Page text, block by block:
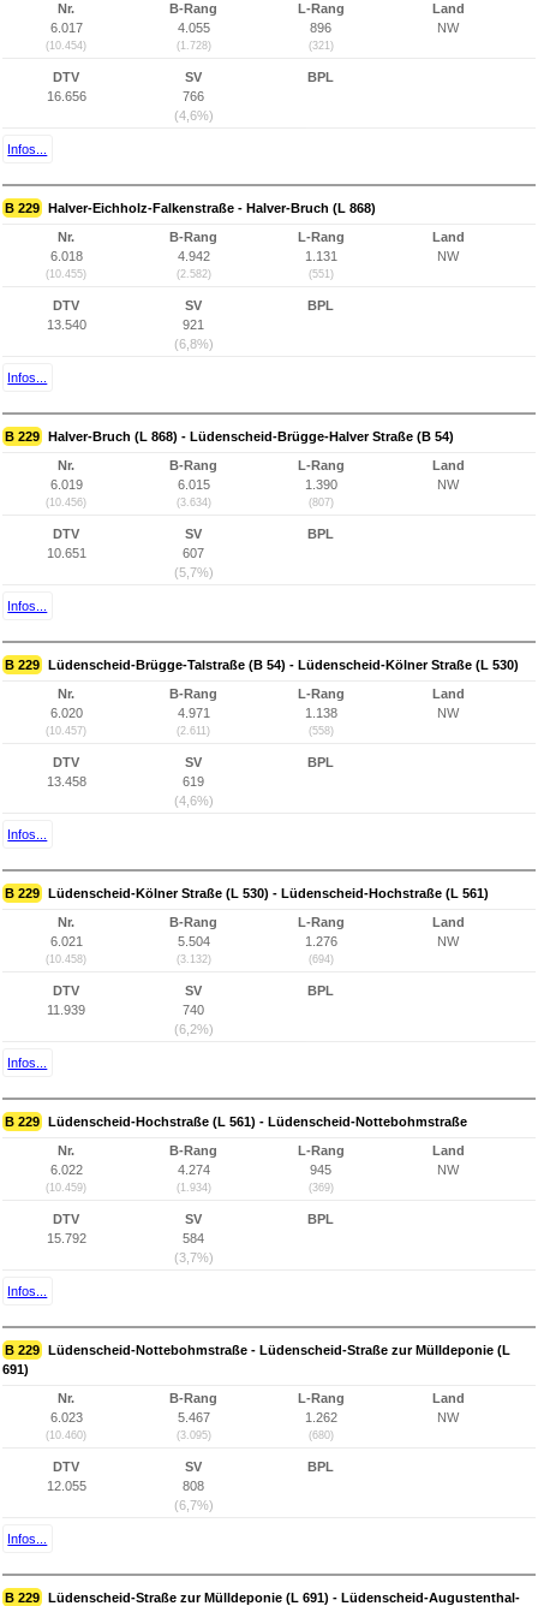
Nr.
6.017
(10.454)
B-Rang
4.055
(1.728)
L-Rang
896
(321)
Land
NW
DTV
16.656
SV
766
(4,6%)
BPL
Infos...
B 229 Halver-Eichholz-Falkenstraße - Halver-Bruch (L 868)
Nr.
6.018
(10.455)
B-Rang
4.942
(2.582)
L-Rang
1.131
(551)
Land
NW
DTV
13.540
SV
921
(6,8%)
BPL
Infos...
B 229 Halver-Bruch (L 868) - Lüdenscheid-Brügge-Halver Straße (B 54)
Nr.
6.019
(10.456)
B-Rang
6.015
(3.634)
L-Rang
1.390
(807)
Land
NW
DTV
10.651
SV
607
(5,7%)
BPL
Infos...
B 229 Lüdenscheid-Brügge-Talstraße (B 54) - Lüdenscheid-Kölner Straße (L 530)
Nr.
6.020
(10.457)
B-Rang
4.971
(2.611)
L-Rang
1.138
(558)
Land
NW
DTV
13.458
SV
619
(4,6%)
BPL
Infos...
B 229 Lüdenscheid-Kölner Straße (L 530) - Lüdenscheid-Hochstraße (L 561)
Nr.
6.021
(10.458)
B-Rang
5.504
(3.132)
L-Rang
1.276
(694)
Land
NW
DTV
11.939
SV
740
(6,2%)
BPL
Infos...
B 229 Lüdenscheid-Hochstraße (L 561) - Lüdenscheid-Nottebohmstraße
Nr.
6.022
(10.459)
B-Rang
4.274
(1.934)
L-Rang
945
(369)
Land
NW
DTV
15.792
SV
584
(3,7%)
BPL
Infos...
B 229 Lüdenscheid-Nottebohmstraße - Lüdenscheid-Straße zur Mülldeponie (L
691)
Nr.
6.023
(10.460)
B-Rang
5.467
(3.095)
L-Rang
1.262
(680)
Land
NW
DTV
12.055
SV
808
(6,7%)
BPL
Infos...
B 229 Lüdenscheid-Straße zur Mülldeponie (L 691) - Lüdenscheid-Augustenthal-